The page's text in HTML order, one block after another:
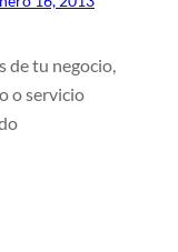
de tu negocio,
o servicio